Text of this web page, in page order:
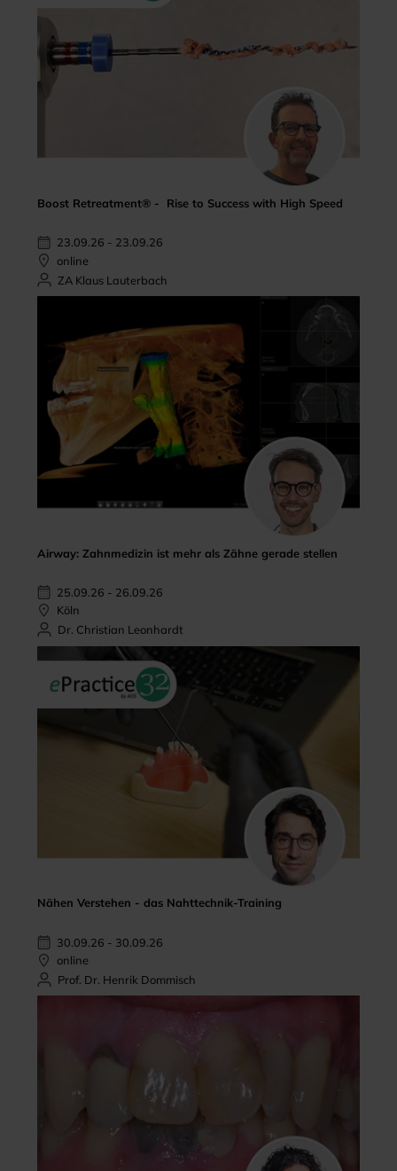
Boost Retreatment® - Rise to Success with High Speed
23.09.26 - 23.09.26
online
ZA Klaus Lauterbach
Airway: Zahnmedizin ist mehr als Zähne gerade stellen
25.09.26 - 26.09.26
Köln
Dr. Christian Leonhardt
Nähen Verstehen - das Nahttechnik-Training
30.09.26 - 30.09.26
online
Prof. Dr. Henrik Dommisch